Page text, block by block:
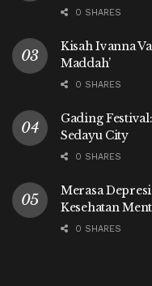
0 SHARES
Kisah Ivanna
Maddah’
0 SHARES
Gading
Sedayu City
0 SHARES
Merasa
Kesehatan
0 SHARES